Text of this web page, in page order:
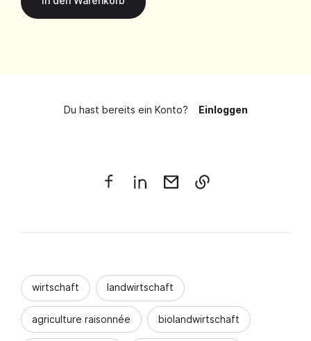
Du hast bereits ein Konto? Einloggen
wirtschaft landwirtschaft
agriculture raisonnée biolandwirtschaft